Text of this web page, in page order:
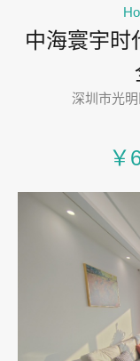
中海寰宇时
深圳市光
￥